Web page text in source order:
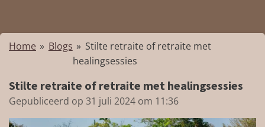
Home » Blogs » Stilte retraite of retraite met
healingsessies
Stilte retraite of retraite met healingsessies
Gepubliceerd op 31 juli 2024 om 11:36